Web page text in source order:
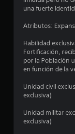
una fuerte
Atributos:
Habilidad
Fortificación,
por la Población
en función de la
Unidad civil
exclusiva)
Unidad militar
exclusiva)